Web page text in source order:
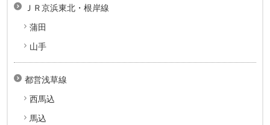
ＪＲ京浜東北・根岸線
蒲田
山手
都営浅草線
西馬込
馬込